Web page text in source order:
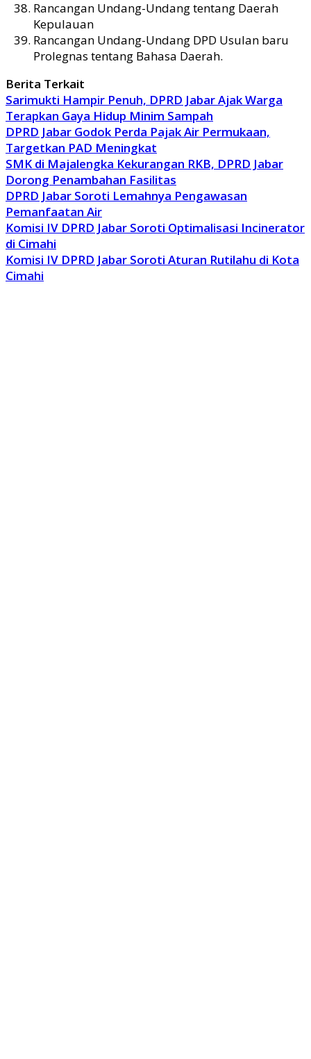
Rancangan Undang-Undang tentang Daerah
Kepulauan
Rancangan Undang-Undang DPD Usulan baru
Prolegnas tentang Bahasa Daerah.
Berita Terkait
Sarimukti Hampir Penuh, DPRD Jabar Ajak Warga
Terapkan Gaya Hidup Minim Sampah
DPRD Jabar Godok Perda Pajak Air Permukaan,
Targetkan PAD Meningkat
SMK di Majalengka Kekurangan RKB, DPRD Jabar
Dorong Penambahan Fasilitas
DPRD Jabar Soroti Lemahnya Pengawasan
Pemanfaatan Air
Komisi IV DPRD Jabar Soroti Optimalisasi Incinerator
di Cimahi
Komisi IV DPRD Jabar Soroti Aturan Rutilahu di Kota
Cimahi